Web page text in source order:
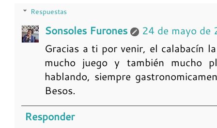
Respuestas
Sonsoles Furones
24 de mayo
Gracias a ti por venir, el calabacín
mucho juego y también mucho
hablando, siempre
Besos.
Responder